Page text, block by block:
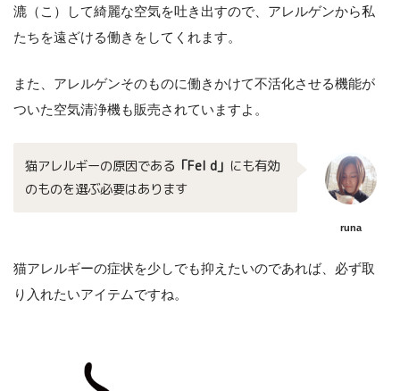
漉（こ）して綺麗な空気を吐き出すので、アレルゲンから私
たちを遠ざける働きをしてくれます。
また、アレルゲンそのものに働きかけて不活化させる機能が
ついた空気清浄機も販売されていますよ。
猫アレルギーの原因である 「Fel d」 にも有効
のものを選ぶ必要はあります
runa
猫アレルギーの症状を少しでも抑えたいのであれば、必ず取
り入れたいアイテムですね。